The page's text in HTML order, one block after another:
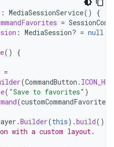
: MediaSessionService()
{
=
: MediaSession? = null
()
{
=
(CommandButton .
( "Save to favorites" )
(customCommandFavorites
.Builder(this).build()
with a custom layout.